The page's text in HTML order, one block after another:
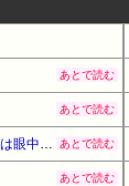
あとで読む
あとで読む
美人が相手の時と扱いが違うと嘆いている不美人のレス見ると思うんだが雰囲気美人やちょうどいブサは眼中にないの？ あとで読む
あとで読む